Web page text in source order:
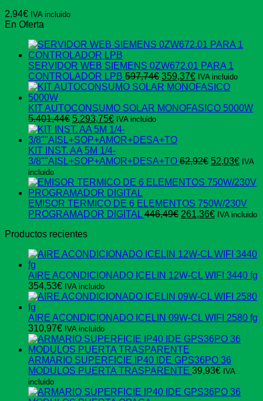
2,94€ IVA incluido
En Oferta
SERVIDOR WEB SIEMENS 0ZW672.01 PARA 1
CONTROLADOR LPB 597,74€ El
precio
era:
359,37€El
precio
es:
IVA incluido
KIT AUTOCONSUMO SOLAR MONOFASICO 5000W
5.401,44€ El
precio
original
era:
5.401,44€.
5.293,75€El
precio
actual
es:
5.293,75€.
IVA incluido
KIT INST. AA 5M 1/4-
3/8""AISL+SOP+AMOR+DESA+TO 62,92€ El
original
62,92€.
52,03€ElIVA
incluido
EMISOR TERMICO DE 6 ELEMENTOS 750W/230V
PROGRAMADOR DIGITAL 446,49€ El
446,49€.
261,36€El
261,36€.
IVA incluido
Productos recientes
AIRE ACONDICIONADO ICELIN 12W-CL WIFI 3440 fg
354,53€ IVA incluido
AIRE ACONDICIONADO ICELIN 09W-CL WIFI 2580 fg
310,97€ IVA incluido
ARMARIO SUPERFICIE IP40 IDE GPS36PO 36
MODULOS PUERTA TRASPARENTE 39,93€ IVA
incluido